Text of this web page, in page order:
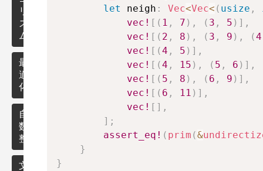
遅
延
セ
グ
メ
ン
ト
ツ
リ
ー
ム
線分
多
角
形
円
格
子
点
上
の
リ
ズ
ム
最
適
化
自然
数・
整数
自然
文字列
let
neigh : Vec<Vec< ( usize ,
vec! [ ( 1 , 7 ) , ( 3 , 5 ) ] ,
vec! [ ( 2 , 8 ) , ( 3 , 9 ) , (4
vec! [ (4 , 5 ) ] ,
vec! [ (4 , 15 ) , ( 5 , 6 ) ] ,
vec! [ ( 5 , 8 ) , ( 6 , 9 ) ] ,
vec! [ ( 6 , 11 ) ] ,
vec! [ ] ,
] ;
assert_eq! ( prim (&
}
}